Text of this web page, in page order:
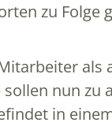
zu
nun
in